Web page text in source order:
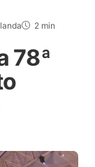
2 min
78ª